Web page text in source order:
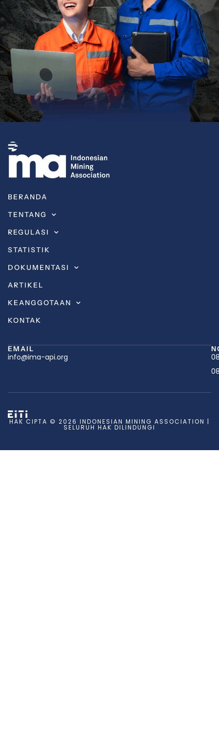
BERANDA
TENTANG
REGULASI
STATISTIK
DOKUMENTASI
ARTIKEL
KEANGGOTAAN
KONTAK
EMAIL
info@ima-api.org
HAK CIPTA © 2026 INDONESIAN MINING ASSOCIATION |
SELURUH HAK DILINDUNGI